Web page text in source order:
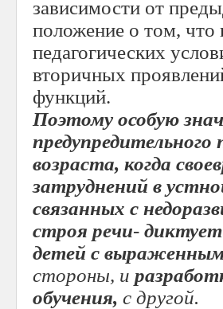
зависимости от
положение о том, что
педагогических
вторичных
функций.
Поэтому особую
возраста, когда
затруднений в
связанных с
строя речи- диктует
детей с
стороны, и
обучения, с другой.